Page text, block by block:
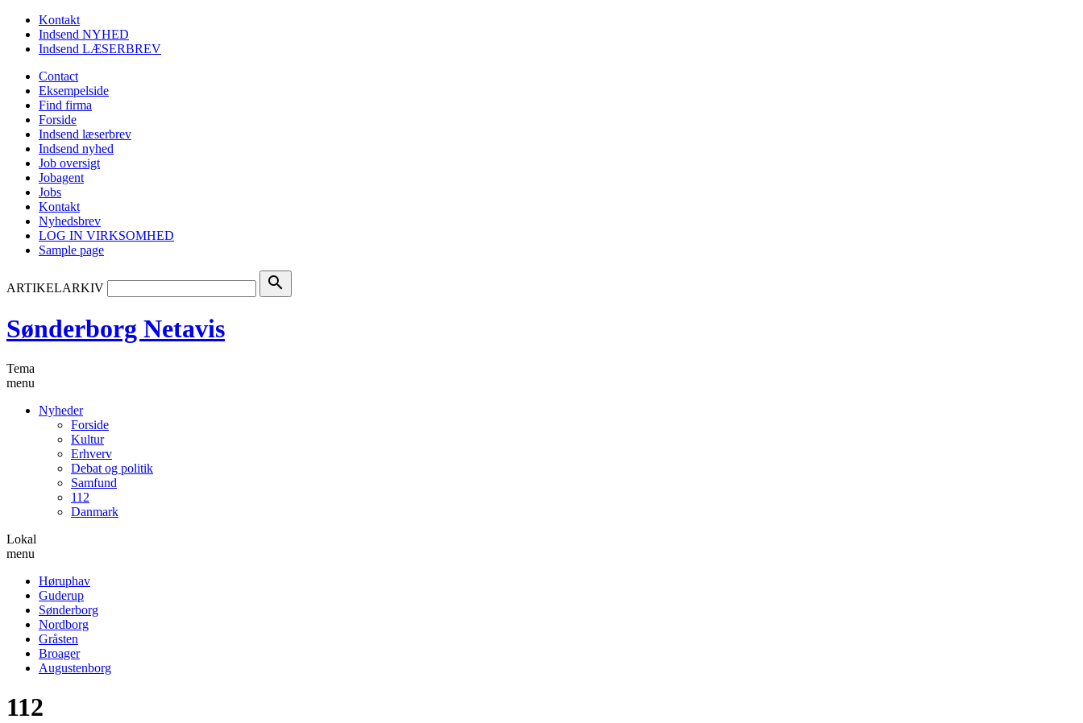
Kontakt
Indsend NYHED
Indsend LÆSERBREV
Contact
Eksempelside
Find firma
Forside
Indsend læserbrev
Indsend nyhed
Job oversigt
Jobagent
Jobs
Kontakt
Nyhedsbrev
LOG IN VIRKSOMHED
Sample page
ARTIKELARKIV search
Sønderborg Netavis
Tema
menu
Nyheder
Forside
Kultur
Erhverv
Debat og politik
Samfund
112
Danmark
Lokal
menu
Høruphav
Guderup
Sønderborg
Nordborg
Gråsten
Broager
Augustenborg
112